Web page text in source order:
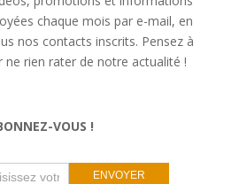
chaque mois par e-mail, en
nos contacts inscrits. Pensez à
ne rien rater de notre actualité !
VOUS !
If
ENVOYER